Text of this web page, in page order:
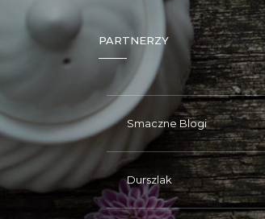
PARTNERZY
Smaczne Blogi
Durszlak